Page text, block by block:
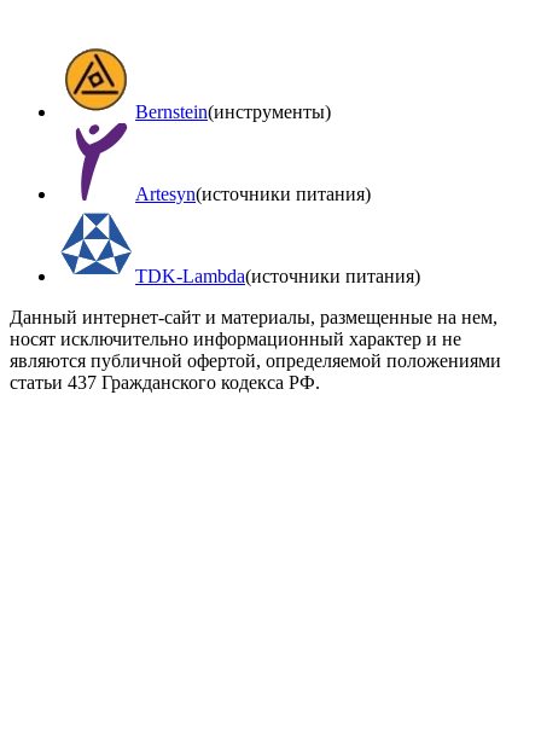
Bernstein(инструменты)
Artesyn(источники питания)
TDK-Lambda(источники питания)
Данный интернет-сайт и материалы, размещенные на нем,
носят исключительно информационный характер и не
являются публичной офертой, определяемой положениями
статьи 437 Гражданского кодекса РФ.